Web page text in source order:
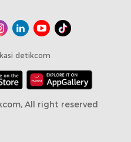
detikcom
All right reserved